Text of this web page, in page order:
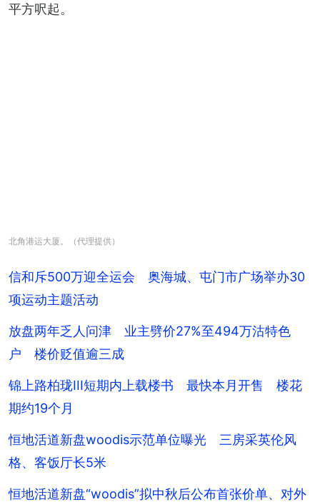
平方呎起。
北角港运大厦。（代理提供）
信和斥500万迎全运会 奥海城、屯门市广场举办30
项运动主题活动
放盘两年乏人问津 业主劈价27%至494万沽特色
户 楼价贬值逾三成
锦上路柏珑III短期内上载楼书 最快本月开售 楼花
期约19个月
恒地活道新盘woodis示范单位曝光 三房采英伦风
格、客饭厅长5米
恒地活道新盘“woodis”拟中秋后公布首张价单、对外